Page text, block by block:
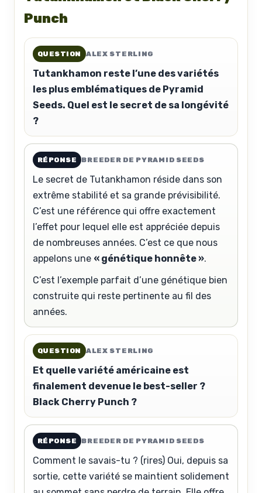
Punch
QUESTION ALEX STERLING
Tutankhamon reste l’une des variétés
les plus emblématiques de Pyramid
Seeds. Quel est le secret de sa longévité
?
RÉPONSE BREEDER DE PYRAMID SEEDS
Le secret de Tutankhamon réside dans son
extrême stabilité et sa grande prévisibilité.
C’est une référence qui offre exactement
l’effet pour lequel elle est appréciée depuis
de nombreuses années. C’est ce que nous
appelons une « génétique honnête ».
C’est l’exemple parfait d’une génétique bien
construite qui reste pertinente au fil des
années.
QUESTION ALEX STERLING
Et quelle variété américaine est
finalement devenue le best-seller ?
Black Cherry Punch ?
RÉPONSE BREEDER DE PYRAMID SEEDS
Comment le savais-tu ? (rires) Oui, depuis sa
sortie, cette variété se maintient solidement